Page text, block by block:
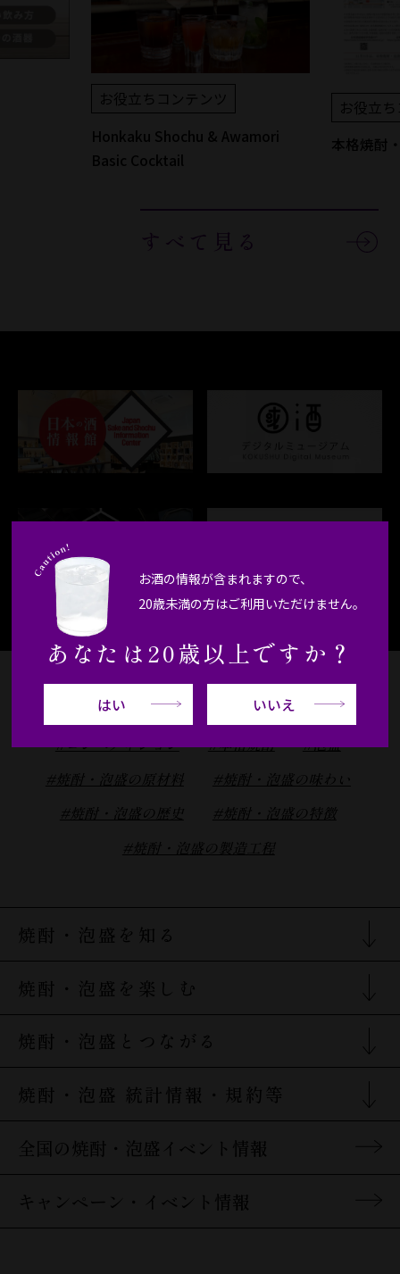
お役立ちコンテンツ
Honkaku Shochu & Awamori
Basic Cocktail
お役立
本格焼酎
すべて見る
#cocktail #本格焼酎・泡盛
#カクテル
#コンペティション
#本格焼酎
#泡盛
#焼酎・泡盛の原材料
#焼酎・泡盛の味わい
#焼酎・泡盛の歴史
#焼酎・泡盛の特徴
#焼酎・泡盛の製造工程
焼酎・泡盛を知る
焼酎の特徴
原料別の焼酎の特徴
焼酎の歴史
焼酎の製造工程
地域特性・地理的表示(GI)
焼酎・泡盛を楽しむ
焼酎・泡盛を楽しむTOP
焼酎・泡盛とつながる
焼酎・泡盛関連リンク
焼酎・泡盛 統計情報・規約等
全国の焼酎・泡盛イベント情報
キャンペーン・イベント情報
お酒の情報が含まれますので、
20歳未満の方はご利用いただけません。
あなたは20歳以上ですか？
はい いいえ